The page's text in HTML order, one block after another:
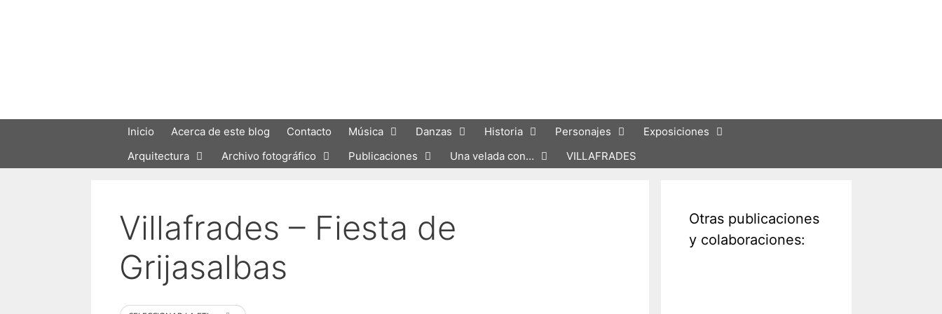
Inicio Acerca de este blog Contacto Música Danzas Historia Personajes
Exposiciones
Arquitectura
Archivo fotográfico Publicaciones Una velada con… VILLAFRADES
Villafrades – Fiesta de
Grijasalbas
Otras publicaciones
y colaboraciones: